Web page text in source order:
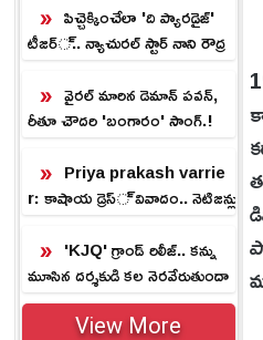
పిచ్చెక్కించేలా 'ది ప్యారడైజ్'
టీజర్.. న్యాచురల్ స్టార్ నాని రౌద్ర
వైరల్ మారిన డెమాన్ పవన్,
రీతూ చౌదరి 'బంగారం' సాంగ్.!
Priya prakash varrie
r: కాషాయ డ్రెస్ వివాదం.. నెటిజన్లు
'KJQ' గ్రాండ్ రిలీజ్.. కన్ను
మూసిన దర్శకుడి కల నెరవేరుతుందా
.?
View More